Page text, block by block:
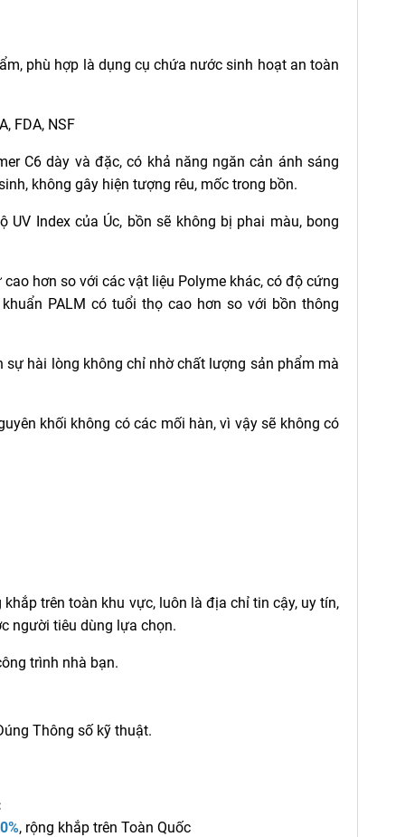
phù hợp là dụng cụ chứa nước sinh hoạt an toàn
FDA, NSF
C6 dày và đặc, có khả năng ngăn cản ánh sáng
không gây hiện tượng rêu, mốc trong bồn.
Index của Úc, bồn sẽ không bị phai màu, bong
hơn so với các vật liệu Polyme khác, có độ cứng
PALM có tuổi thọ cao hơn so với bồn thông
hài lòng không chỉ nhờ chất lượng sản phẩm mà
khối không có các mối hàn, vì vậy sẽ không có
khắp trên toàn khu vực, luôn là địa chỉ tin cậy, uy tín,
người tiêu dùng lựa chọn.
trình nhà bạn.
Thông số kỹ thuật.
, rộng khắp trên Toàn Quốc